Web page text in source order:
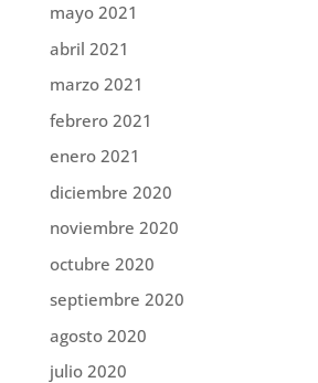
mayo 2021
abril 2021
marzo 2021
febrero 2021
enero 2021
diciembre 2020
noviembre 2020
octubre 2020
septiembre 2020
agosto 2020
julio 2020